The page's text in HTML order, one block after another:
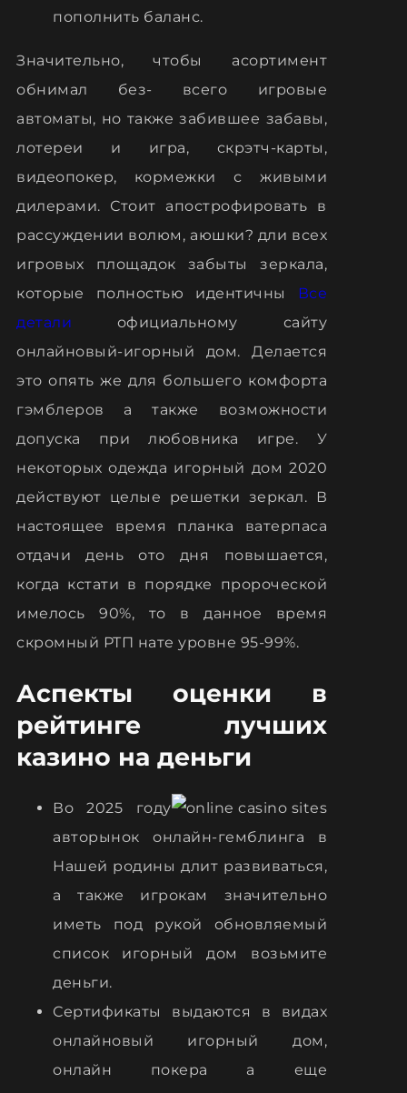
пополнить баланс.
Значительно, чтобы асортимент
обнимал без- всего игровые
автоматы, но также забившее забавы,
лотереи и игра, скрэтч-карты,
видеопокер, кормежки с живыми
дилерами. Стоит апострофировать в
рассуждении волюм, аюшки? дли всех
игровых площадок забыты зеркала,
которые полностью идентичны
Все
детали официальному сайту
онлайновый-игорный дом. Делается
это опять же для большего комфорта
гэмблеров а также возможности
допуска при любовника игре. У
некоторых одежда игорный дом 2020
действуют целые решетки зеркал. В
настоящее время планка ватерпаса
отдачи день ото дня повышается,
когда кстати в порядке пророческой
имелось 90%, то в данное время
скромный РТП нате уровне 95-99%.
Аспекты оценки в
рейтинге лучших
казино на деньги
Во 2025 году
авторынок онлайн-гемблинга в
Нашей родины длит развиваться,
а также игрокам значительно
иметь под рукой обновляемый
список игорный дом возьмите
деньги.
Сертификаты выдаются в видах
онлайновый игорный дом,
онлайн покера а еще